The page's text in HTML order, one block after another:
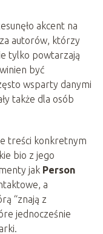
akcent na
autorów, którzy
tylko powtarzają
być
wsparty danymi
także dla osób
treści konkretnym
bio z jego
jak Person
a
“znają z
jednocześnie